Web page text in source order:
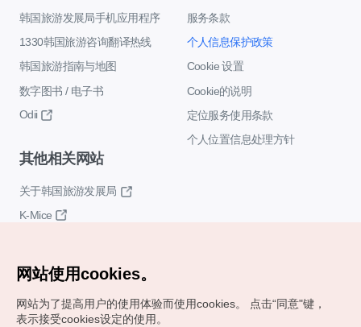
韩国旅游发展局手机应用程序
1330韩国旅游咨询翻译热线
韩国旅游指南与地图
数字图书 / 电子书
Odii
服务条款
个人信息保护政策
Cookie 设置
Cookie的说明
定位服务使用条款
个人位置信息处理方针
其他相关网站
关于韩国旅游发展局
K-Mice
网站使用cookies。
网站为了提高用户的使用体验而使用cookies。
点击“同意"键，
表示接受cookies设定的使用。